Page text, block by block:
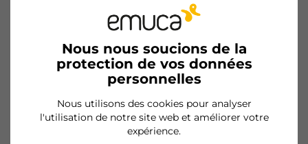
Nous nous soucions de la
protection de vos données
personnelles
Nous utilisons des cookies pour analyser
l'utilisation de notre site web et améliorer votre
expérience.
Devenir client
Fiche produit